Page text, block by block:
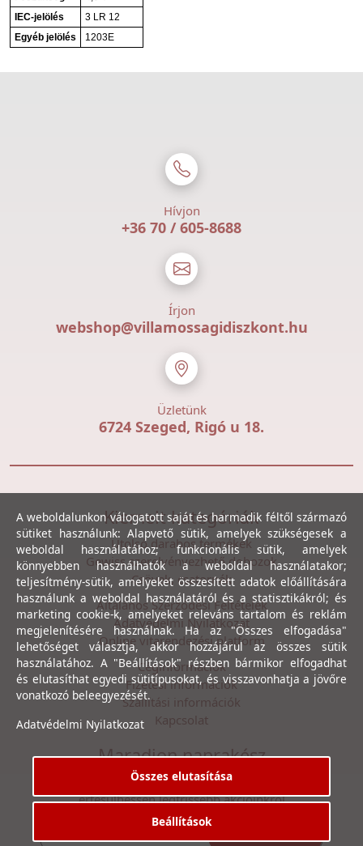
IEC-jelölés
3 LR 12
Egyéb jelölés
1203E
Hívjon
+36 70 / 605-8688
Írjon
webshop@villamossagidiszkont.hu
Üzletünk
6724 Szeged, Rigó u 18.
Kiemelt kategóriák
Utolsó darabos termékek
Gewiss szerelvényezhető dobozok
Csövek, csatornák
Általános Szerződési Feltételek
Adatvédelmi Nyilatkozat
Online vitarendezési platform
Céginformációk
Fizetési információk
Szállítási információk
Kapcsolat
Maradjon naprakész
Íratkozzon fel hírlevelünkre, hogy első kézből
értesülhessen legfrissebb akcióinkról
A weboldalunkon válogatott saját és harmadik féltől származó
sütiket használunk: Alapvető sütik, amelyek szükségesek a
weboldal használatához; funkcionális sütik, amelyek
könnyebben használhatók a weboldal használatakor;
teljesítmény-sütik, amelyeket összesített adatok előállítására
használunk a weboldal használatáról és a statisztikákról; és
marketing cookie-k, amelyeket releváns tartalom és reklám
megjelenítésére használnak. Ha az "Összes elfogadása"
lehetőséget választja, akkor hozzájárul az összes sütik
használatához. A "Beállítások" részben bármikor elfogadhat
és elutasíthat egyedi sütitípusokat, és visszavonhatja a jövőre
vonatkozó beleegyezését.
Adatvédelmi Nyilatkozat
Összes elutasítása
Beállítások